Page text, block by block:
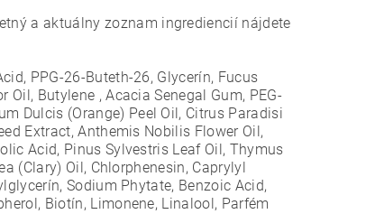
a aktuálny zoznam ingrediencií nájdete
PPG-26-Buteth-26, Glycerín, Fucus
Oil, Butylene , Acacia Senegal Gum, PEG-
Dulcis (Orange) Peel Oil, Citrus Paradisi
Extract, Anthemis Nobilis Flower Oil,
Acid, Pinus Sylvestris Leaf Oil, Thymus
(Clary) Oil, Chlorphenesin, Caprylyl
Sodium Phytate, Benzoic Acid,
Biotín, Limonene, Linalool, Parfém